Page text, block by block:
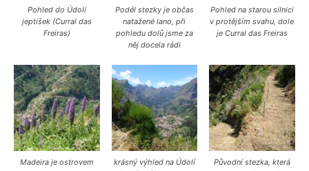
Pohled do Údolí
jeptišek (Curral das
Freiras)
Podél stezky je občas
natažené lano, při
pohledu dolů jsme za
něj docela rádi
Pohled na starou silnici
v protějším svahu, dole
je Curral das Freiras
Madeira je ostrovem
krásný výhled na Údolí
Původní stezka, která